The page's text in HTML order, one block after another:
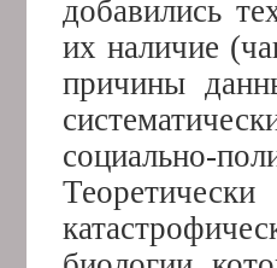
добавились
их наличие
причины
социально-